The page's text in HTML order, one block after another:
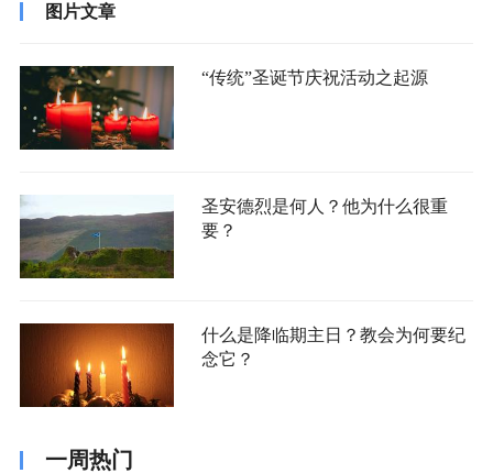
图片文章
“传统”圣诞节庆祝活动之起源
圣安德烈是何人？他为什么很重
要？
什么是降临期主日？教会为何要纪
念它？
一周热门